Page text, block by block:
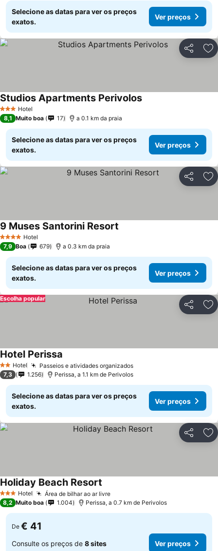
Selecione as datas para ver os preços
exatos.
Ver preços
Partilhar
3 EstrelasHotel
Studios Apartments Perivolos
8,1 Muito boa 17 a 0.1 km da praia
Selecione as datas para ver os preços
exatos.
Ver preços
Partilhar
4 EstrelasHotel
9 Muses Santorini Resort
7,9 Boa 679 a 0.3 km da praia
Selecione as datas para ver os preços
exatos.
Ver preços
Partilhar
Escolha popular
2 Estrelas
Hotel Passeios e atividades organizados
Hotel Perissa
7,3 1.256 Perissa, a 1.1 km de Perivolos
Selecione as datas para ver os preços
exatos.
Ver preços
Partilhar
3 EstrelasHotel Área de bilhar ao ar livre
Holiday Beach Resort
8,2 Muito boa 1.004 Perissa, a 0.7 km de Perivolos
De € 41
Consulte os preços de 8 sites Ver preços